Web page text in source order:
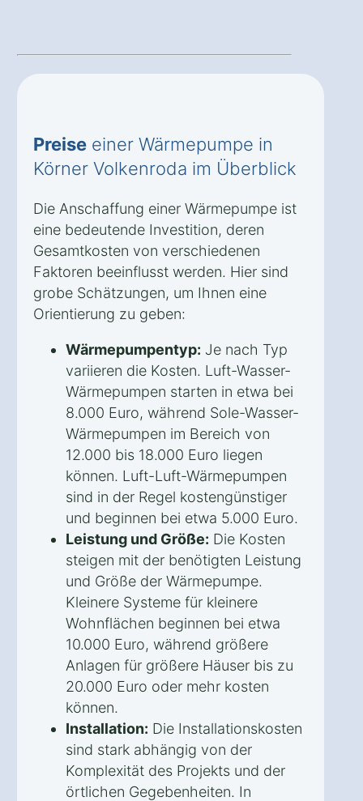
Preise einer Wärmepumpe in
Körner Volkenroda im Überblick
Die Anschaffung einer Wärmepumpe ist
eine bedeutende Investition, deren
Gesamtkosten von verschiedenen
Faktoren beeinflusst werden. Hier sind
grobe Schätzungen, um Ihnen eine
Orientierung zu geben:
Wärmepumpentyp: Je nach Typ
variieren die Kosten. Luft-Wasser-
Wärmepumpen starten in etwa bei
8.000 Euro, während Sole-Wasser-
Wärmepumpen im Bereich von
12.000 bis 18.000 Euro liegen
können. Luft-Luft-Wärmepumpen
sind in der Regel kostengünstiger
und beginnen bei etwa 5.000 Euro.
Leistung und Größe: Die Kosten
steigen mit der benötigten Leistung
und Größe der Wärmepumpe.
Kleinere Systeme für kleinere
Wohnflächen beginnen bei etwa
10.000 Euro, während größere
Anlagen für größere Häuser bis zu
20.000 Euro oder mehr kosten
können.
Installation: Die Installationskosten
sind stark abhängig von der
Komplexität des Projekts und der
örtlichen Gegebenheiten. In